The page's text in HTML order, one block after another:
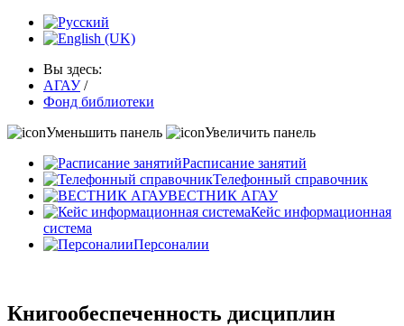
Вы здесь:
АГАУ /
Фонд библиотеки
Уменьшить панель
Увеличить панель
Расписание занятий
Телефонный справочник
ВЕСТНИК АГАУ
Кейс информационная
система
Персоналии
Книгообеспеченность дисциплин